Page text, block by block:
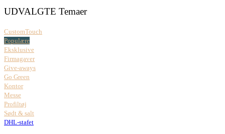
UDVALGTE Temaer
CustomTouch
Populære
Eksklusive
Firmagaver
Give-aways
Go Green
Kontor
Messe
Profiltøj
Sødt & salt
DHL-stafet